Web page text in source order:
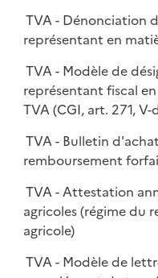
TVA - Dénonciation
représentant en
TVA - Modèle de
représentant fiscal
TVA (CGI, art. 271, V-
TVA - Bulletin
remboursement
TVA - Attestation
agricoles (régime du
agricole)
TVA - Modèle de